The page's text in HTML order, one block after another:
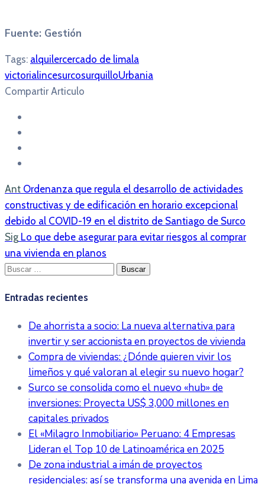
Fuente: Gestión
Tags: alquilercercado de limala
victorialincesurcosurquilloUrbania
Compartir Articulo
Ant Ordenanza que regula el desarrollo de actividades
constructivas y de edificación en horario excepcional
debido al COVID-19 en el distrito de Santiago de Surco
Sig Lo que debe asegurar para evitar riesgos al comprar
una vivienda en planos
Buscar:
Entradas recientes
De ahorrista a socio: La nueva alternativa para
invertir y ser accionista en proyectos de vivienda
Compra de viviendas: ¿Dónde quieren vivir los
limeños y qué valoran al elegir su nuevo hogar?
Surco se consolida como el nuevo «hub» de
inversiones: Proyecta US$ 3,000 millones en
capitales privados
El «Milagro Inmobiliario» Peruano: 4 Empresas
Lideran el Top 10 de Latinoamérica en 2025
De zona industrial a imán de proyectos
residenciales: así se transforma una avenida en Lima